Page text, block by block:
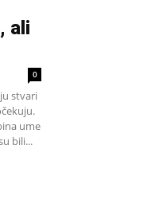
ali
0
stvari
ume
bili...